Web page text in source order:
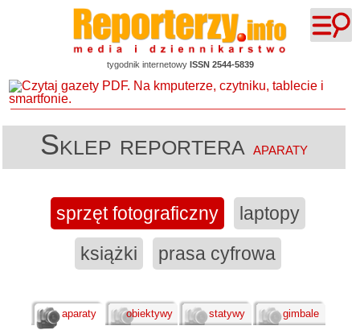
tygodnik internetowy ISSN 2544-5839
Sklep reporteraaparaty
sprzęt fotograficzny
laptopy
książki
prasa cyfrowa
aparaty obiektywy statywy gimbale